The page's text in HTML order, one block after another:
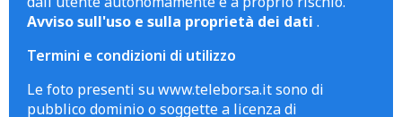
Avviso sull'uso e sulla proprietà dei dati .
Termini e condizioni di utilizzo
Le foto presenti su www.teleborsa.it sono di
pubblico dominio o soggette a licenza di